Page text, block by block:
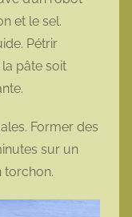
et le sel.
Pétrir
pâte soit
Former des
sur un
torchon.